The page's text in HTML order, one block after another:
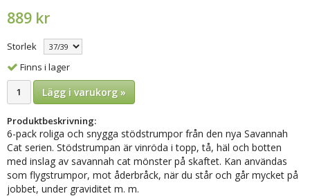
889 kr
Storlek
Finns i lager
Lägg i varukorg »
Produktbeskrivning:
6-pack roliga och snygga stödstrumpor från den nya Savannah
Cat serien. Stödstrumpan är vinröda i topp, tå, häl och botten
med inslag av savannah cat mönster på skaftet. Kan användas
som flygstrumpor, mot åderbråck, när du står och går mycket på
jobbet, under graviditet m. m.